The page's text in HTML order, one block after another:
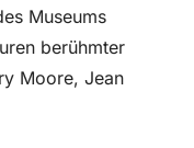
Museums
berühmter
Moore, Jean